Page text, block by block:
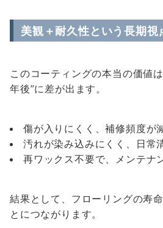
美観＋耐久性という長期視
このコーティングの本当の価値
年後”に差が出ます。
傷が入りにくく、補修頻度が
汚れが染み込みにくく、日常
再ワックス不要で、メンテナ
結果として、フローリングの寿
とにつながります。